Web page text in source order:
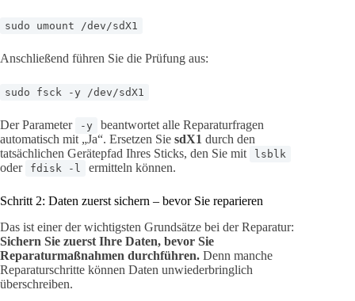
sudo umount /dev/sdX1
Anschließend führen Sie die Prüfung aus:
sudo fsck -y /dev/sdX1
Der Parameter -y
beantwortet alle Reparaturfragen
automatisch mit „Ja“. Ersetzen Sie sdX1 durch den
tatsächlichen Gerätepfad Ihres Sticks, den Sie mit
lsblk
oder fdisk -l ermitteln können.
Schritt 2: Daten zuerst sichern – bevor Sie reparieren
Das ist einer der wichtigsten Grundsätze bei der Reparatur:
Sichern Sie zuerst Ihre Daten, bevor Sie
Reparaturmaßnahmen durchführen. Denn manche
Reparaturschritte können Daten unwiederbringlich
überschreiben.